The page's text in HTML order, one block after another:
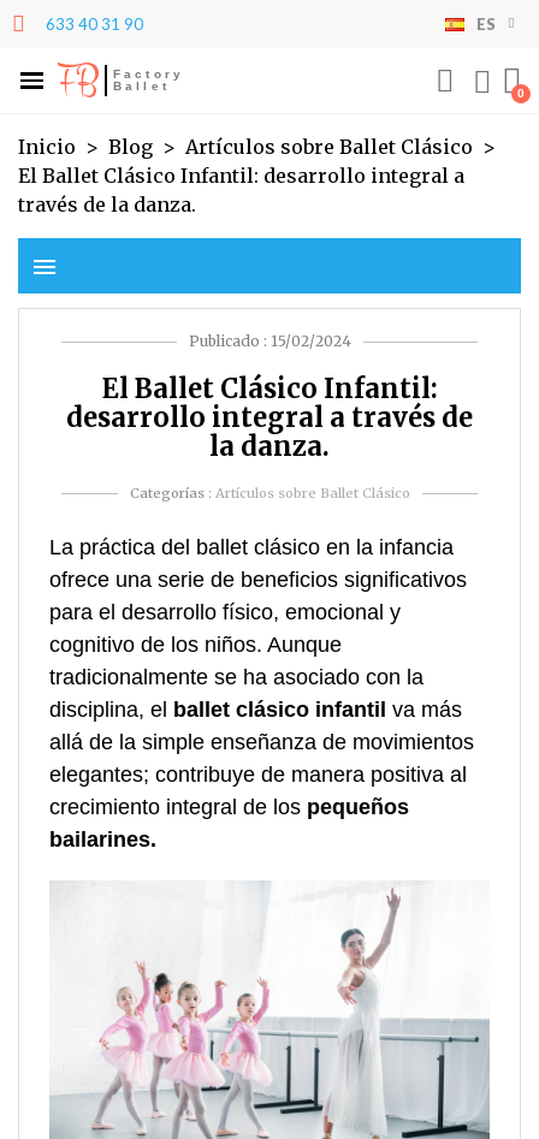
633 40 31 90 ES
FB
Factory
Ballet
Inicio Blog
Artículos sobre Ballet Clásico
El Ballet Clásico Infantil: desarrollo integral a
través de la danza.
menu
Publicado : 15/02/2024
El Ballet Clásico Infantil:
desarrollo integral a través de
la danza.
Categorías : Artículos sobre Ballet Clásico
La práctica del ballet clásico en la infancia
ofrece una serie de beneficios significativos
para el desarrollo físico, emocional y
cognitivo de los niños. Aunque
tradicionalmente se ha asociado con la
disciplina, el ballet clásico infantil va más
allá de la simple enseñanza de movimientos
elegantes; contribuye de manera positiva al
crecimiento integral de los pequeños
bailarines.
×
×
((cancelText)) ((modalDeleteText))
×
Cancelar Crear lista de deseos
×